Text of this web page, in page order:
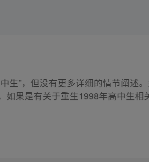
生”，但没有更多详细的情节阐述
如果是有关于重生1998年高中生相